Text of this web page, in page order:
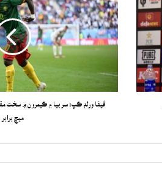
فيفا ورلڊ ڪپ: سربيا ۽ ڪيمرون ۾ سخت
ميچ برابر